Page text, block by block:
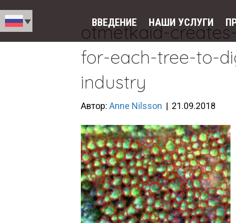
ВВЕДЕНИЕ НАШИ УСЛУГИ
otmetkaid-
for-each-tree-to-
industry
Автор: Anne Nilsson | 21.09.2018